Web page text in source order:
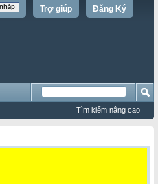
Đăng Ký
Trợ giúp
Tìm kiếm nâng cao